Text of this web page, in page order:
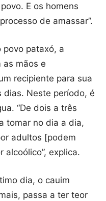
E os homens
de amassar”.
povo pataxó, a
as mãos e
recipiente para sua
Neste período, é
“De dois a três
tomar no dia a dia,
adultos [podem
explica.
dia, o cauim
passa a ter teor